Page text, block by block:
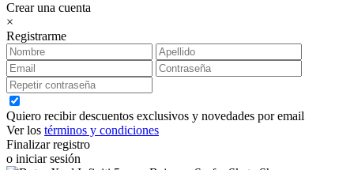
Crear una cuenta
×
Registrarme
Quiero recibir descuentos exclusivos y novedades por email
Ver los términos y condiciones
Finalizar registro
o iniciar sesión